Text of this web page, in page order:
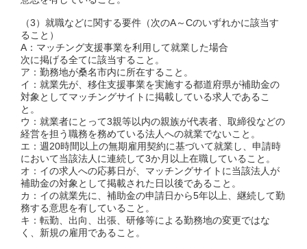
（3）就職などに関する要件（次のA～Cのいずれかに該当す
ること）
A：マッチング支援事業を利用して就業した場合
次に掲げる全てに該当すること。
ア：勤務地が桑名市内に所在すること。
イ：就業先が、移住支援事業を実施する都道府県が補助金の
対象としてマッチングサイトに掲載している求人であるこ
と。
ウ：就業者にとって3親等以内の親族が代表者、取締役などの
経営を担う職務を務めている法人への就業でないこと。
エ：週20時間以上の無期雇用契約に基づいて就業し、申請時
において当該法人に連続して3か月以上在職していること。
オ：イの求人への応募日が、マッチングサイトに当該法人が
補助金の対象として掲載された日以後であること。
カ：イの就業先に、補助金の申請日から5年以上、継続して勤
務する意思を有していること。
キ：転勤、出向、出張、研修等による勤務地の変更ではな
く、新規の雇用であること。